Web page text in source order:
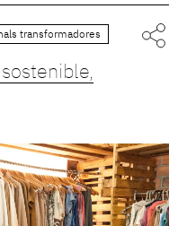
transformadores